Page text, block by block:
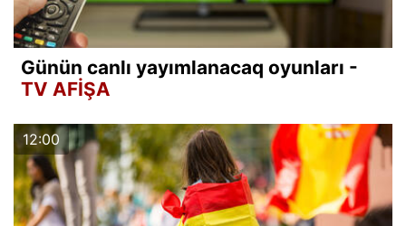
Günün canlı yayımlanacaq oyunları -
TV AFİŞA
12:00